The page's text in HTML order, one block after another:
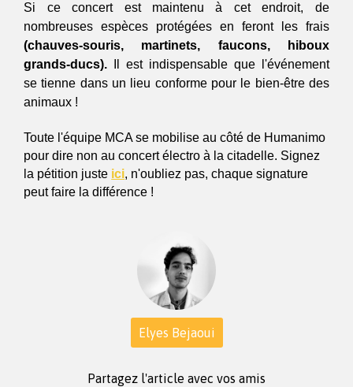
Si ce concert est maintenu à cet endroit, de
nombreuses espèces protégées en feront les frais
(chauves-souris, martinets, faucons, hiboux
grands-ducs). Il est indispensable que l'événement
se tienne dans un lieu conforme pour le bien-être des
animaux !
Toute l'équipe MCA se mobilise au côté de Humanimo
pour dire non au concert électro à la citadelle. Signez
la pétition juste ici, n'oubliez pas, chaque signature
peut faire la différence !
Elyes Bejaoui
Partagez l'article avec vos amis